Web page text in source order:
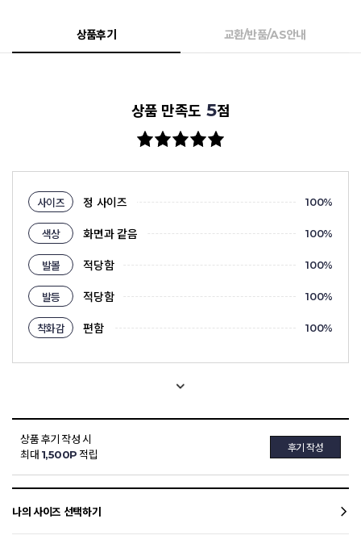
상품후기 교환/반품/AS안내
상품 만족도 5점
사이즈 정 사이즈 100%
색상 화면과 같음 100%
발볼 적당함 100%
발등 적당함 100%
착화감 편함 100%
상품 후기 작성 시
최대 1,500P 적립
후기 작성
나의 사이즈 선택하기